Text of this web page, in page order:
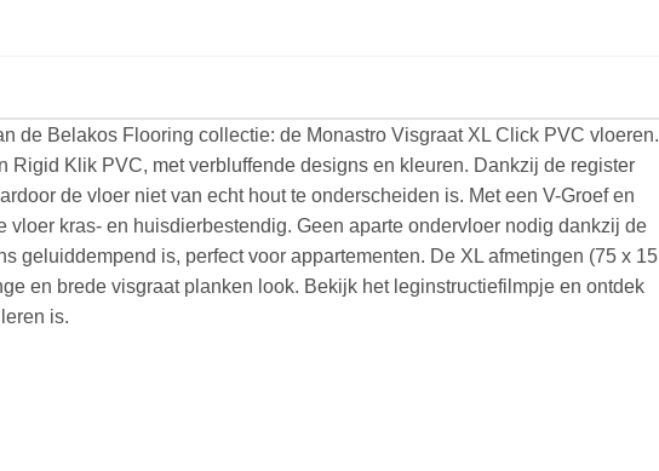
de Belakos Flooring collectie: de Monastro Visgraat XL Click PVC vloeren.
Rigid Klik PVC, met verbluffende designs en kleuren. Dankzij de register
de vloer niet van echt hout te onderscheiden is. Met een V-Groef en
vloer kras- en huisdierbestendig. Geen aparte ondervloer nodig dankzij de
geluiddempend is, perfect voor appartementen. De XL afmetingen (75 x 15
en brede visgraat planken look. Bekijk het leginstructiefilmpje en ontdek
is.